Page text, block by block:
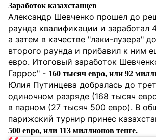
Заработок казахстанцев
Александр Шевченко прошел до
раунда квалификации и заработал
а затем в качестве "лаки-лузера"
второго раунда и прибавил к ним
евро. Итоговый заработок
Гаррос" - 160 тысяч евро, или 92
Юлия Путинцева добралась до
одиночном разряде (168 тысяч
в парном (27 тысяч 500 евро). В
парижский турнир принес
500 евро, или 113 миллионов тенге.